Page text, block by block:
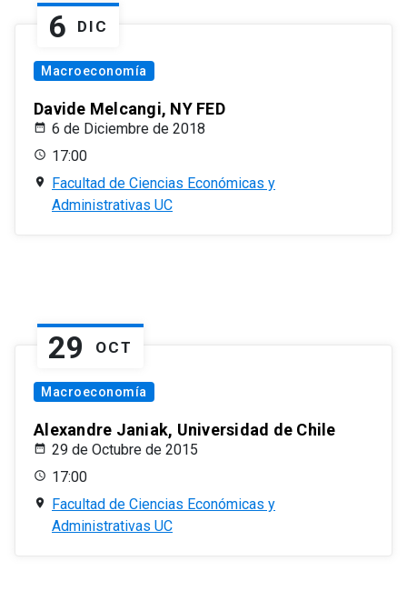
6 DIC
Macroeconomía
Davide Melcangi, NY FED
6 de Diciembre de 2018
17:00
Facultad de Ciencias Económicas y
Administrativas UC
29 OCT
Macroeconomía
Alexandre Janiak, Universidad de Chile
29 de Octubre de 2015
17:00
Facultad de Ciencias Económicas y
Administrativas UC